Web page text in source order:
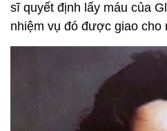
sĩ quyết định lấy máu của
nhiệm vụ đó được giao cho